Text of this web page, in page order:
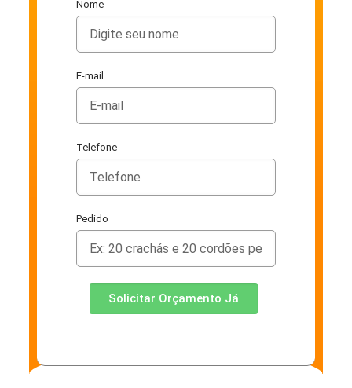
Nome
E-mail
Telefone
Pedido
Solicitar Orçamento Já